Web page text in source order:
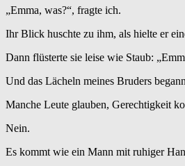
„Emma, ​​was?“, fragte ich.
Ihr Blick huschte zu ihm, als hielte er
Dann flüsterte sie leise wie Staub:
Und das Lächeln meines Bruders
Manche Leute glauben, Gerechtigkeit
Nein.
Es kommt wie ein Mann mit ruhiger